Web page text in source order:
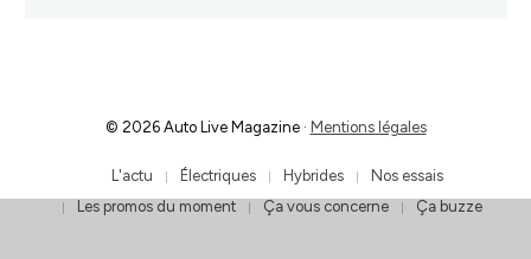
© 2026 Auto Live Magazine · Mentions légales
L'actu Électriques Hybrides
Nos essais
Les promos du moment
Ça vous concerne Ça buzze